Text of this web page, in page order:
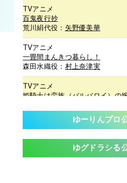
2025/10/01
アニメ『#シンデレラ・シェフ～
2025/05/12
「イキヅライブ！LOVELIVE!
2025/04/22
が長万部潮役にて出演させて頂
トヨタ『クルマの進路相談室』×
LOCK!」スペシャルムービー】に
TVアニメ
百鬼夜行抄
荒川絹代役： 矢野優美華
TVアニメ
一畳間まんきつ暮らし！
森田水織役： 村上奈津実
TVアニメ
姫騎士は蛮族（バルバロイ）の
ナツキ・スバル役：小林裕介
ゆーりんプロ
ゆグドラシる